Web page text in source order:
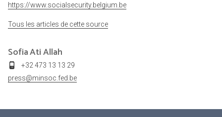
https://www.socialsecurity.belgium.be
Tous les articles de cette source
SofiaAti Allah
+32 473 13 13 29
press@minsoc.fed.be